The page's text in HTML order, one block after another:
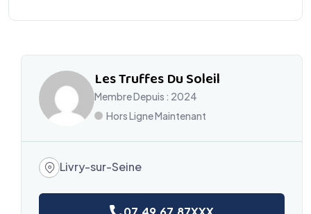
Les Truffes Du Soleil
Membre Depuis : 2024
Hors Ligne Maintenant
Livry-sur-Seine